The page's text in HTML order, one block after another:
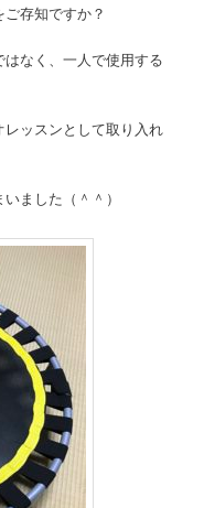
存知ですか？
なく、一人で使用する
ッスンとして取り入れ
ました（＾＾）